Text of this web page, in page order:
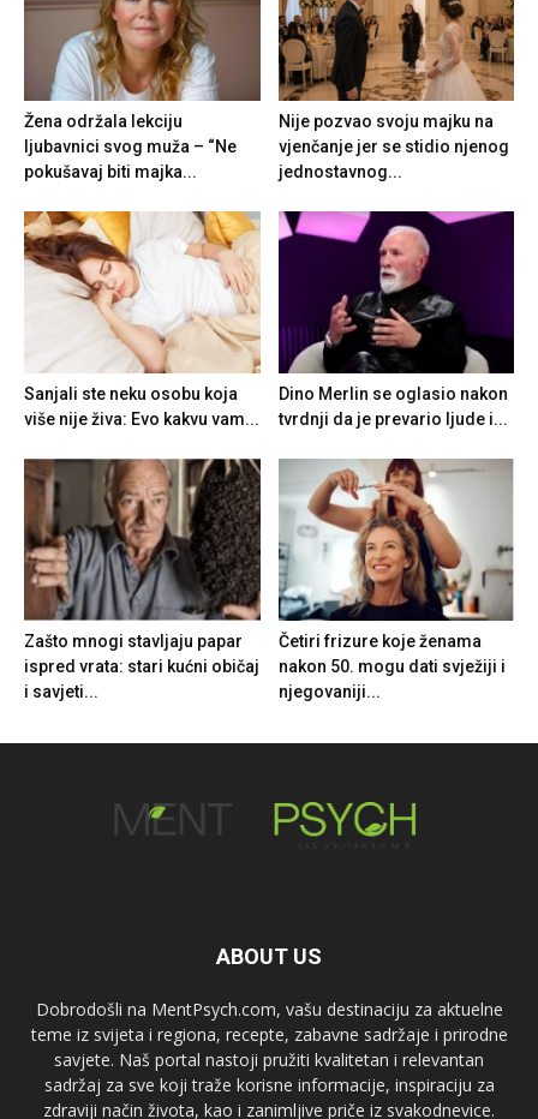
Žena održala lekciju
ljubavnici svog muža – “Ne
pokušavaj biti majka...
Nije pozvao svoju majku na
vjenčanje jer se stidio njenog
jednostavnog...
Sanjali ste neku osobu koja
više nije živa: Evo kakvu vam...
Dino Merlin se oglasio nakon
tvrdnji da je prevario ljude i...
Zašto mnogi stavljaju papar
ispred vrata: stari kućni običaj
i savjeti...
Četiri frizure koje ženama
nakon 50. mogu dati svježiji i
njegovaniji...
ABOUT US
Dobrodošli na MentPsych.com, vašu destinaciju za aktuelne
teme iz svijeta i regiona, recepte, zabavne sadržaje i prirodne
savjete. Naš portal nastoji pružiti kvalitetan i relevantan
sadržaj za sve koji traže korisne informacije, inspiraciju za
zdraviji način života, kao i zanimljive priče iz svakodnevice.